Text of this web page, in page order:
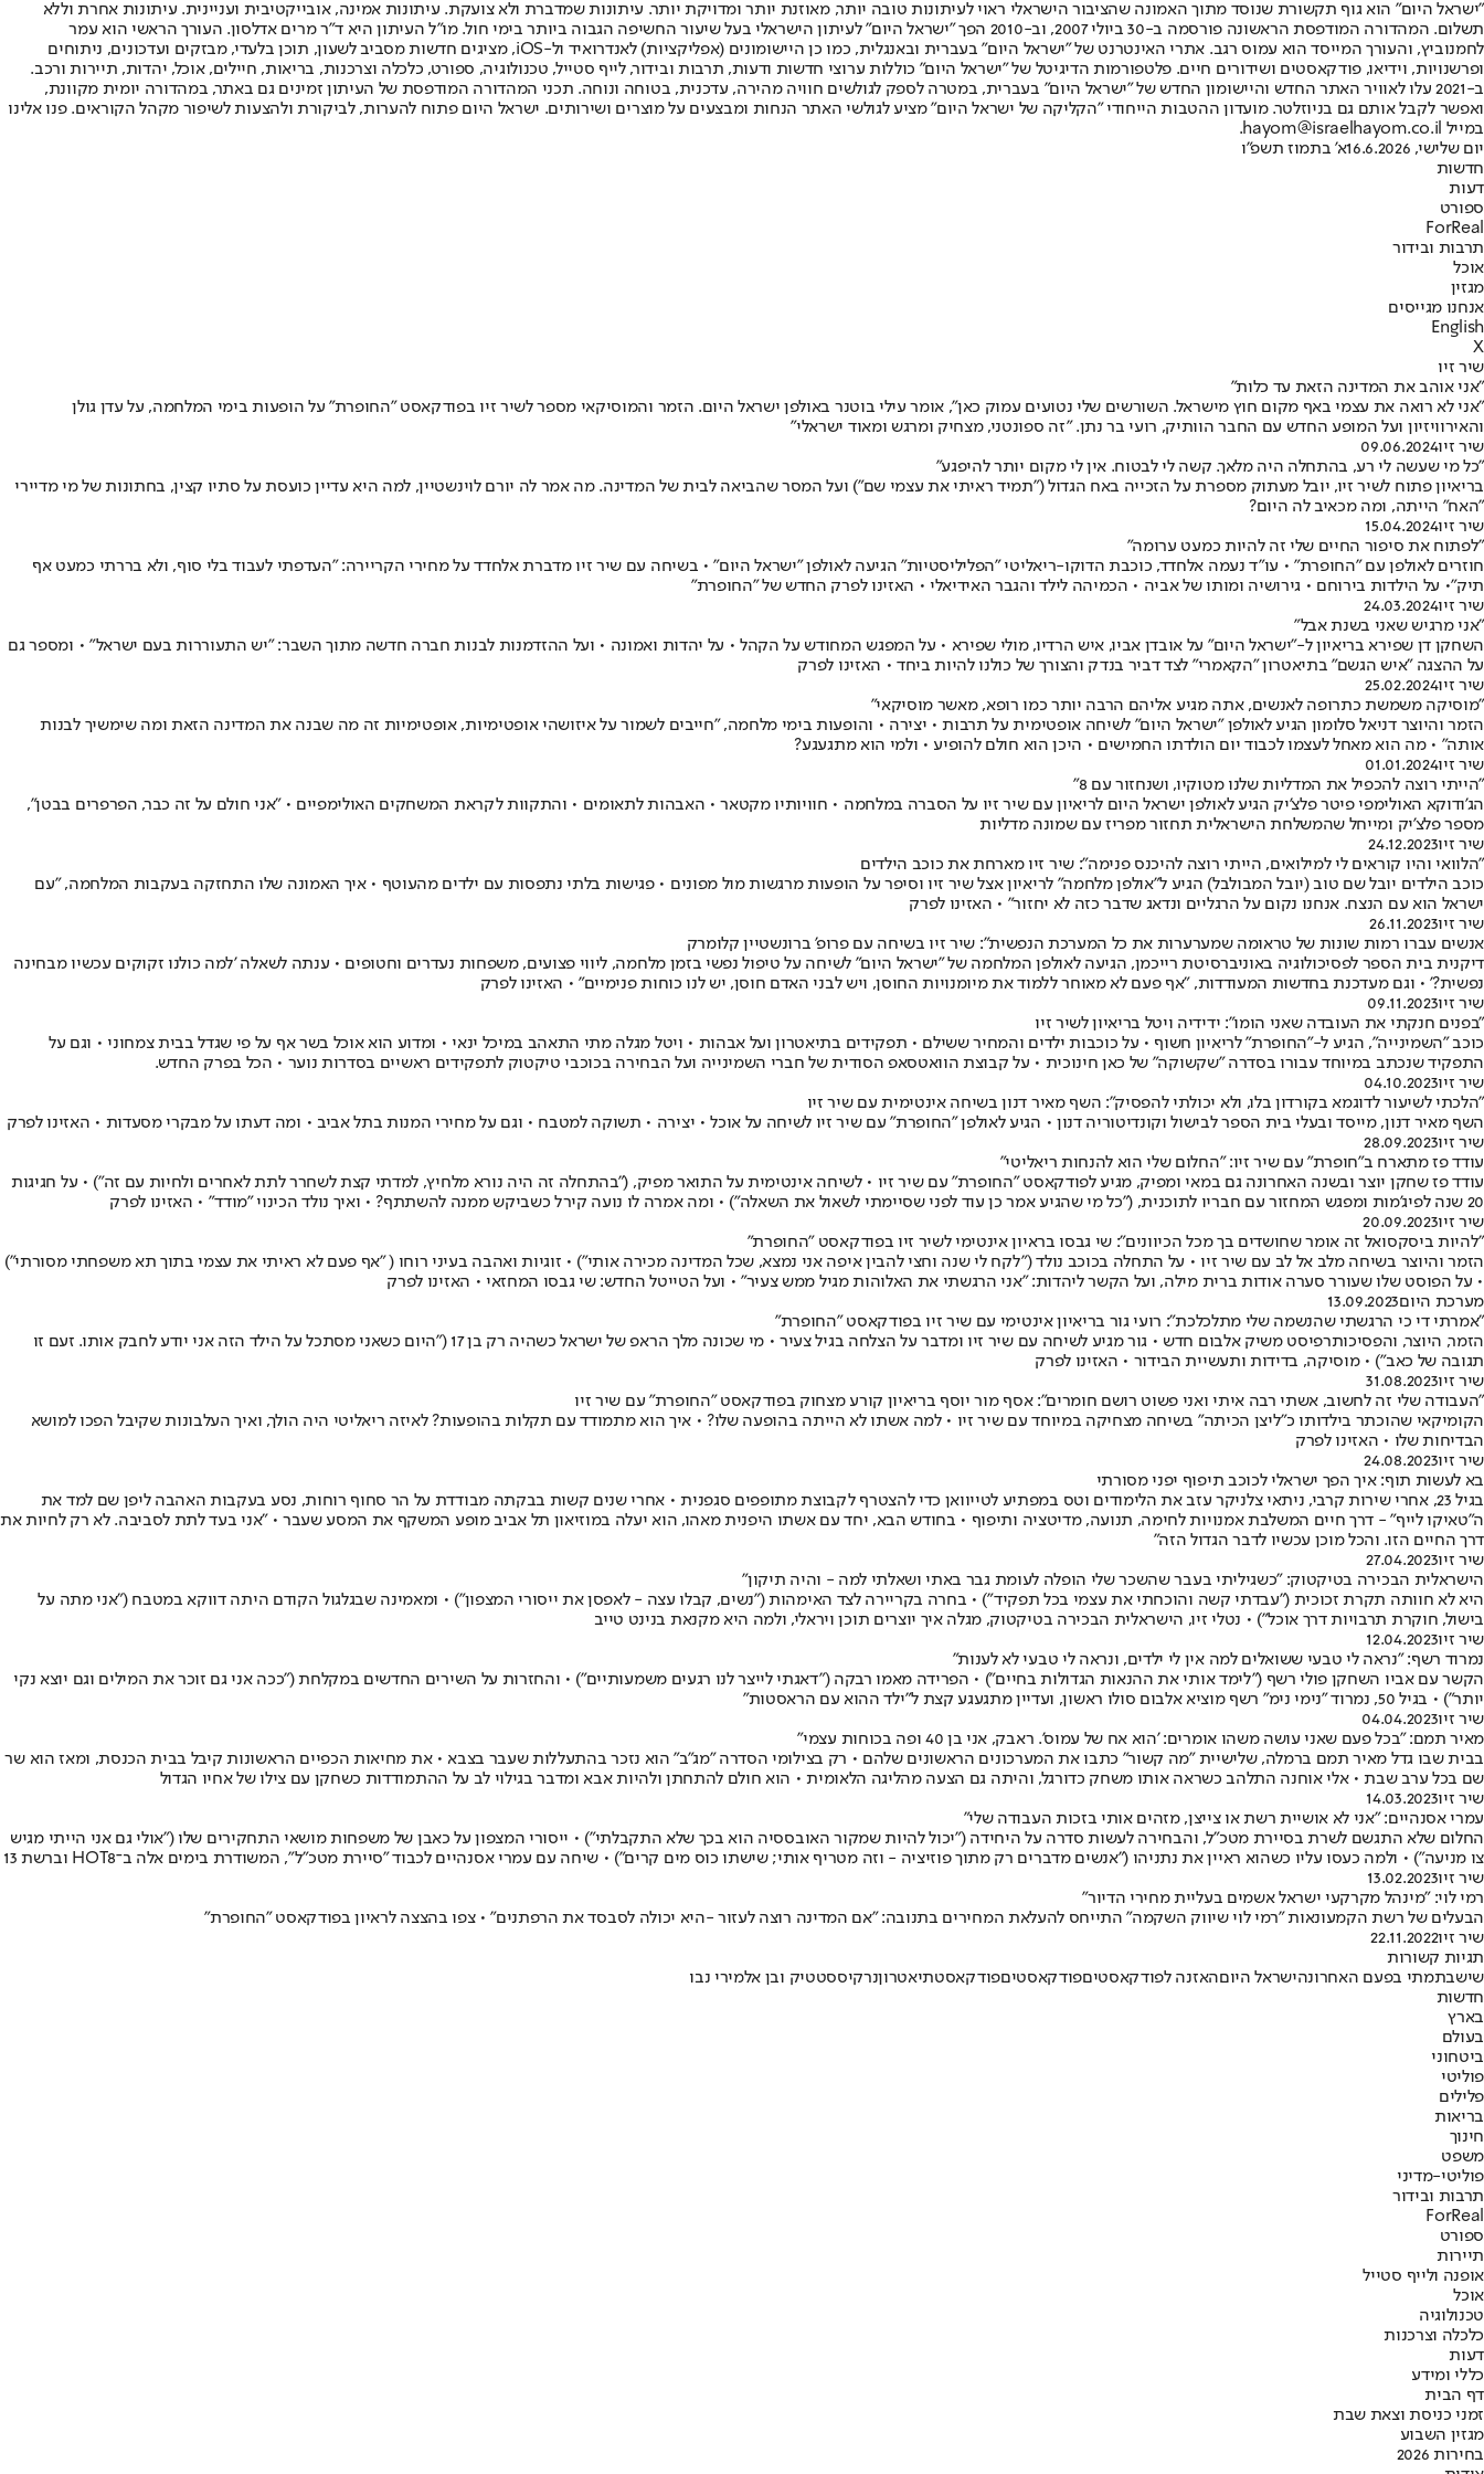
"ישראל היום" הוא גוף תקשורת שנוסד מתוך האמונה שהציבור הישראלי ראוי לעיתונות טובה יותר, מאוזנת יותר ומדויקת יותר. עיתונות שמדברת ולא צועקת. עיתונות אמינה, אובייקטיבית ועניינית. עיתונות אחרת וללא
תשלום. המהדורה המודפסת הראשונה פורסמה ב-30 ביולי 2007, וב-2010 הפך "ישראל היום" לעיתון הישראלי בעל שיעור החשיפה הגבוה ביותר בימי חול. מו"ל העיתון היא ד"ר מרים אדלסון. העורך הראשי הוא עמר
לחמנוביץ, והעורך המייסד הוא עמוס רגב. אתרי האינטרנט של "ישראל היום" בעברית ובאנגלית, כמו כן היישומונים (אפליקציות) לאנדרואיד ול-iOS, מציגים חדשות מסביב לשעון, תוכן בלעדי, מבזקים ועדכונים, ניתוחים
ופרשנויות, וידיאו, פודקאסטים ושידורים חיים. פלטפורמות הדיגיטל של "ישראל היום" כוללות ערוצי חדשות ודעות, תרבות ובידור, לייף סטייל, טכנולוגיה, ספורט, כלכלה וצרכנות, בריאות, חיילים, אוכל, יהדות, תיירות ורכב.
ב-2021 עלו לאוויר האתר החדש והיישומון החדש של "ישראל היום" בעברית, במטרה לספק לגולשים חוויה מהירה, עדכנית, בטוחה ונוחה. תכני המהדורה המודפסת של העיתון זמינים גם באתר, במהדורה יומית מקוונת,
ואפשר לקבל אותם גם בניוזלטר. מועדון ההטבות הייחודי "הקליקה של ישראל היום" מציע לגולשי האתר הנחות ומבצעים על מוצרים ושירותים. ישראל היום פתוח להערות, לביקורת ולהצעות לשיפור מקהל הקוראים. פנו אלינו
במייל hayom@israelhayom.co.il.
יום שלישי, 16.6.2026
א' בתמוז תשפ"ו
חדשות
דעות
ספורט
ForReal
תרבות ובידור
אוכל
מגזין
אנחנו מגייסים
English
X
שיר זיו
"אני אוהב את המדינה הזאת עד כלות"
"אני לא רואה את עצמי באף מקום חוץ מישראל. השורשים שלי נטועים עמוק כאן", אומר עילי בוטנר באולפן ישראל היום. הזמר והמוסיקאי מספר לשיר זיו בפודקאסט "החופרת" על הופעות בימי המלחמה, על עדן גולן
והאירוויזיון ועל המופע החדש עם החבר הוותיק, רועי בר נתן. "זה ספונטני, מצחיק ומרגש ומאוד ישראלי"
שיר זיו09.06.2024
"כל מי שעשה לי רע, בהתחלה היה מלאך. קשה לי לבטוח. אין לי מקום יותר להיפגע"
בריאיון פתוח לשיר זיו, יובל מעתוק מספרת על הזכייה באח הגדול ("תמיד ראיתי את עצמי שם") ועל המסר שהביאה לבית של המדינה. מה אמר לה יורם לוינשטיין, למה היא עדיין כועסת על סתיו קצין, בחתונות של מי מדיירי
"האח" הייתה, ומה מכאיב לה היום?
שיר זיו15.04.2024
"לפתוח את סיפור החיים שלי זה להיות כמעט ערומה"
חוזרים לאולפן עם "החופרת" • עו"ד נעמה אלחדד, כוכבת הדוקו-ריאליטי "הפליליסטיות" הגיעה לאולפן "ישראל היום" • בשיחה עם שיר זיו מדברת אלחדד על מחירי הקריירה: "העדפתי לעבוד בלי סוף, ולא בררתי כמעט אף
תיק"• על הילדות בירוחם • גירושיה ומותו של אביה • הכמיהה לילד והגבר האידיאלי • האזינו לפרק החדש של "החופרת"
שיר זיו24.03.2024
"אני מרגיש שאני בשנת אבל"
השחקן דן שפירא בריאיון ל-"ישראל היום" על אובדן אביו, איש הרדיו, מולי שפירא • על המפגש המחודש על הקהל • על יהדות ואמונה • ועל ההזדמנות לבנות חברה חדשה מתוך השבר: "יש התעוררות בעם ישראל" • ומספר גם
על ההצגה "איש הגשם" בתיאטרון "הקאמרי" לצד דביר בנדק והצורך של כולנו להיות ביחד • האזינו לפרק
שיר זיו25.02.2024
"מוסיקה משמשת כתרופה לאנשים, אתה מגיע אליהם הרבה יותר כמו רופא, מאשר מוסיקאי"
הזמר והיוצר דניאל סלומון הגיע לאולפן "ישראל היום" לשיחה אופטימית על תרבות • יצירה • והופעות בימי מלחמה, "חייבים לשמור על איזושהי אופטימיות, אופטימיות זה מה שבנה את המדינה הזאת ומה שימשיך לבנות
אותה" • מה הוא מאחל לעצמו לכבוד יום הולדתו החמישים • היכן הוא חולם להופיע • ולמי הוא מתגעגע?
שיר זיו01.01.2024
"הייתי רוצה להכפיל את המדליות שלנו מטוקיו, ושנחזור עם 8"
הג'ודוקא האולימפי פיטר פלצ'יק הגיע לאולפן ישראל היום לריאיון עם שיר זיו על הסברה במלחמה • חוויותיו מקטאר • האבהות לתאומים • והתקוות לקראת המשחקים האולימפיים • "אני חולם על זה כבר, הפרפרים בבטן",
מספר פלצ'יק ומייחל שהמשלחת הישראלית תחזור מפריז עם שמונה מדליות
שיר זיו24.12.2023
"הלוואי והיו קוראים לי למילואים, הייתי רוצה להיכנס פנימה": שיר זיו מארחת את כוכב הילדים
כוכב הילדים יובל שם טוב (יובל המבולבל) הגיע ל"אולפן מלחמה" לריאיון אצל שיר זיו וסיפר על הופעות מרגשות מול מפונים • פגישות בלתי נתפסות עם ילדים מהעוטף • איך האמונה שלו התחזקה בעקבות המלחמה, "עם
ישראל הוא עם הנצח. אנחנו נקום על הרגליים ונדאג שדבר כזה לא יחזור" • האזינו לפרק
שיר זיו26.11.2023
אנשים עברו רמות שונות של טראומה שמערערות את כל המערכת הנפשית": שיר זיו בשיחה עם פרופ' ברונשטיין קלומרק
דיקנית בית הספר לפסיכולוגיה באוניברסיטת רייכמן, הגיעה לאולפן המלחמה של "ישראל היום" לשיחה על טיפול נפשי בזמן מלחמה, ליווי פצועים, משפחות נעדרים וחטופים • ענתה לשאלה 'למה כולנו זקוקים עכשיו מבחינה
נפשית?' • וגם מעדכנת בחדשות המעודדות, "אף פעם לא מאוחר ללמוד את מיומנויות החוסן, ויש לבני האדם חוסן, יש לנו כוחות פנימיים" • האזינו לפרק
שיר זיו09.11.2023
"בפנים חנקתי את העובדה שאני הומו": ידידיה ויטל בריאיון לשיר זיו
כוכב "השמינייה", הגיע ל-"החופרת" לריאיון חשוף • על כוכבות ילדים והמחיר ששילם • תפקידים בתיאטרון ועל אבהות • ויטל מגלה מתי התאהב במיכל ינאי • ומדוע הוא אוכל בשר אף על פי שגדל בבית צמחוני • וגם על
התפקיד שנכתב במיוחד עבורו בסדרה "שקשוקה" של כאן חינוכית • על קבוצת הוואטסאפ הסודית של חברי השמינייה ועל הבחירה בכוכבי טיקטוק לתפקידים ראשיים בסדרות נוער • הכל בפרק החדש.
שיר זיו04.10.2023
"הלכתי לשיעור לדוגמא בקורדון בלו, ולא יכולתי להפסיק": השף מאיר דנון בשיחה אינטימית עם שיר זיו
השף מאיר דנון, מייסד ובעלי בית הספר לבישול וקונדיטוריה דנון • הגיע לאולפן "החופרת" עם שיר זיו לשיחה על אוכל • יצירה • תשוקה למטבח • וגם על מחירי המנות בתל אביב • ומה דעתו על מבקרי מסעדות • האזינו לפרק
שיר זיו28.09.2023
עודד פז מתארח ב"חופרת" עם שיר זיו: "החלום שלי הוא להנחות ריאליטי"
עודד פז שחקן יוצר ובשנה האחרונה גם במאי ומפיק, מגיע לפודקאסט "החופרת" עם שיר זיו • לשיחה אינטימית על התואר מפיק, ("בהתחלה זה היה נורא מלחיץ, למדתי קצת לשחרר לתת לאחרים ולחיות עם זה") • על חגיגות
20 שנה לפיג'מות ומפגש המחזור עם חבריו לתוכנית, ("כל מי שהגיע אמר כן עוד לפני שסיימתי לשאול את השאלה") • ומה אמרה לו נועה קירל כשביקש ממנה להשתתף? • ואיך נולד הכינוי "מודד" • האזינו לפרק
שיר זיו20.09.2023
"להיות ביסקסואל זה אומר שחושדים בך מכל הכיוונים": שי גבסו בראיון אינטימי לשיר זיו בפודקאסט "החופרת"
הזמר והיוצר בשיחה מלב אל לב עם שיר זיו • על התחלה בכוכב נולד ("לקח לי שנה וחצי להבין איפה אני נמצא, שכל המדינה מכירה אותי") • זוגיות ואהבה בעיני רוחו ( "אף פעם לא ראיתי את עצמי בתוך תא משפחתי מסורתי")
• על הפוסט שלו שעורר סערה אודות ברית מילה, ועל הקשר ליהדות: "אני הרגשתי את האלוהות מגיל ממש צעיר" • ועל הטייטל החדש: שי גבסו המחזאי • האזינו לפרק
מערכת היום13.09.2023
"אמרתי די כי הרגשתי שהנשמה שלי מתלכלכת": רועי גור בריאיון אינטימי עם שיר זיו בפודקאסט "החופרת"
הזמר, היוצר, והפסיכותרפיסט משיק אלבום חדש • גור מגיע לשיחה עם שיר זיו ומדבר על הצלחה בגיל צעיר • מי שכונה מלך הראפ של ישראל כשהיה רק בן 17 ("היום כשאני מסתכל על הילד הזה אני יודע לחבק אותו. זעם זו
תגובה של כאב") • מוסיקה, בדידות ותעשיית הבידור • האזינו לפרק
שיר זיו31.08.2023
"העבודה שלי זה לחשוב, אשתי רבה איתי ואני פשוט רושם חומרים": אסף מור יוסף בריאיון קורע מצחוק בפודקאסט "החופרת" עם שיר זיו
הקומיקאי שהוכתר בילדותו כ"ליצן הכיתה" בשיחה מצחיקה במיוחד עם שיר זיו • למה אשתו לא הייתה בהופעה שלו? • איך הוא מתמודד עם תקלות בהופעות? לאיזה ריאליטי היה הולך, ואיך העלבונות שקיבל הפכו למושא
הבדיחות שלו • האזינו לפרק
שיר זיו24.08.2023
בא לעשות תוף: איך הפך ישראלי לכוכב תיפוף יפני מסורתי
בגיל 23, אחרי שירות קרבי, ניתאי צלניקר עזב את הלימודים וטס במפתיע לטייוואן כדי להצטרף לקבוצת מתופפים סגפנית • אחרי שנים קשות בבקתה מבודדת על הר סחוף רוחות, נסע בעקבות האהבה ליפן שם למד את
ה"טאיקו לייף" - דרך חיים המשלבת אמנויות לחימה, תנועה, מדיטציה ותיפוף • בחודש הבא, יחד עם אשתו היפנית מאהו, הוא יעלה במוזיאון תל אביב מופע המשקף את המסע שעבר • "אני בעד לתת לסביבה. לא רק לחיות את
דרך החיים הזו. והכל מוכן עכשיו לדבר הגדול הזה"
שיר זיו27.04.2023
הישראלית הבכירה בטיקטוק: "כשגיליתי בעבר שהשכר שלי הופלה לעומת גבר באתי ושאלתי למה - והיה תיקון"
היא לא חוותה תקרת זכוכית ("עבדתי קשה והוכחתי את עצמי בכל תפקיד") • בחרה בקריירה לצד האימהות ("נשים, קבלו עצה - לאפסן את ייסורי המצפון") • ומאמינה שבגלגול הקודם היתה דווקא במטבח ("אני מתה על
בישול, חוקרת תרבויות דרך אוכל") • נטלי זיו, הישראלית הבכירה בטיקטוק, מגלה איך יוצרים תוכן ויראלי, ולמה היא מקנאת בנינט טייב
שיר זיו12.04.2023
נמרוד רשף: "נראה לי טבעי ששואלים למה אין לי ילדים, ונראה לי טבעי לא לענות"
הקשר עם אביו השחקן פולי רשף ("לימד אותי את ההנאות הגדולות בחיים") • הפרידה מאמו רבקה ("דאגתי לייצר לנו רגעים משמעותיים") • והחזרות על השירים החדשים במקלחת ("ככה אני גם זוכר את המילים וגם יוצא נקי
יותר") • בגיל 50, נמרוד "נימי נימ" רשף מוציא אלבום סולו ראשון, ועדיין מתגעגע קצת ל"ילד ההוא עם הראסטות"
שיר זיו04.04.2023
מאיר תמם: "בכל פעם שאני עושה משהו אומרים: 'הוא אח של עמוס'. ראבק, אני בן 40 ופה בכוחות עצמי"
בבית שבו גדל מאיר תמם ברמלה, שלישיית "מה קשור" כתבו את המערכונים הראשונים שלהם • רק בצילומי הסדרה "מג"ב" הוא נזכר בהתעללות שעבר בצבא • את מחיאות הכפיים הראשונות קיבל בבית הכנסת, ומאז הוא שר
שם בכל ערב שבת • אלי אוחנה התלהב כשראה אותו משחק כדורגל, והיתה גם הצעה מהליגה הלאומית • הוא חולם להתחתן ולהיות אבא ומדבר בגילוי לב על ההתמודדות כשחקן עם צילו של אחיו הגדול
שיר זיו14.03.2023
עמרי אסנהיים: "אני לא אושיית רשת או צייצן, מזהים אותי בזכות העבודה שלי"
החלום שלא התגשם לשרת בסיירת מטכ"ל, והבחירה לעשות סדרה על היחידה ("יכול להיות שמקור האובססיה הוא בכך שלא התקבלתי") • ייסורי המצפון על כאבן של משפחות מושאי התחקירים שלו ("אולי גם אני הייתי מגיש
צו מניעה") • ולמה כעסו עליו כשהוא ראיין את נתניהו ("אנשים מדברים רק מתוך פוזיציה - וזה מטריף אותי; שישתו כוס מים קרים") • שיחה עם עמרי אסנהיים לכבוד "סיירת מטכ"ל", המשודרת בימים אלה ב־HOT8 וברשת 13
שיר זיו13.02.2023
רמי לוי: "מינהל מקרקעי ישראל אשמים בעליית מחירי הדיור"
הבעלים של רשת הקמעונאות "רמי לוי שיווק השקמה" התייחס להעלאת המחירים בתנובה: "אם המדינה רוצה לעזור -היא יכולה לסבסד את הרפתנים" • צפו בהצצה לראיון בפודקאסט "החופרת"
שיר זיו22.11.2022
תגיות קשורות
שישבתמתי בפעם האחרונהישראל היוםהאזנה לפודקאסטיםפודקאסטיםפודקאסטתיאטרוןנרקיססטטיק ובן אלמירי נבו
חדשות
בארץ
בעולם
ביטחוני
פוליטי
פלילים
בריאות
חינוך
משפט
פוליטי-מדיני
תרבות ובידור
ForReal
ספורט
תיירות
אופנה ולייף סטייל
אוכל
טכנולוגיה
כלכלה וצרכנות
דעות
כללי ומידע
דף הבית
זמני כניסת וצאת שבת
מגזין השבוע
בחירות 2026